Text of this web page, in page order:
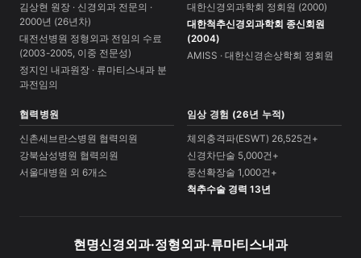
김상현 원장 · 신경외과 전문의 ·
2000년 (26년차)
대전선병원 정형외과 전임의 수료
(2003-2005, 이중 전문성)
정지인 내과원장 · 류마티스내과 분
과전임의
대한신경외과학회 정회원 (2000)
대한척추신경외과학회 종신회원
(2004)
AMISS · 대한신경손상학회 정회원
협력병원
신촌세브란스병원 협력의원
강북삼성병원 협력의원
서울대병원 외 6개소
임상 경험 (26년 누적)
체외충격파(ESWT) 26,525건+
신경차단술 5,000건+
풍선확장술 1,000건+
척추수술 경력 13년
현명신경외과·정형외과·류마티스내과